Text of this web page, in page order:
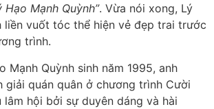
Mạnh Quỳnh”. Vừa nói xong, Lý
liền vuốt tóc thể hiện vẻ đẹp trai trước
trình.
Mạnh Quỳnh sinh năm 1995, anh
giải quán quân ở chương trình Cười
lâm hội bởi sự duyên dáng và hài